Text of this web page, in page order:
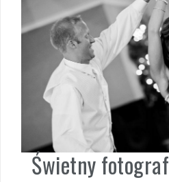
Świetny